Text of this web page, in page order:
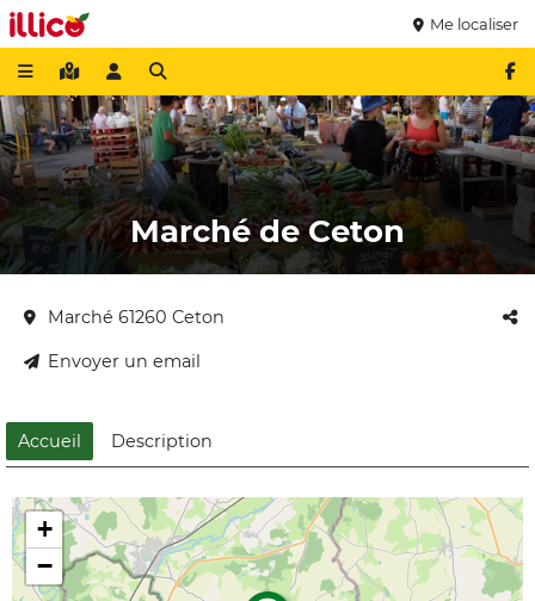
Me localiser
Marché de Ceton
Marché 61260 Ceton
Envoyer un email
Accueil Description
+
−